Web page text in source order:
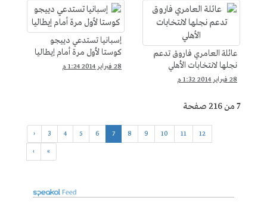
عائلة العامري فاروق تدعم
نجلها لانتخابات الأهلي
28 فبراير 2014 1:32 م
إسبانيا تستدعي دييجو
كوستا لأول مرة أمام إيطاليا
28 فبراير 2014 1:24 م
7 من 216 صفحة
‹ 3 4 5 6 7 8 9 10 11 12
› »